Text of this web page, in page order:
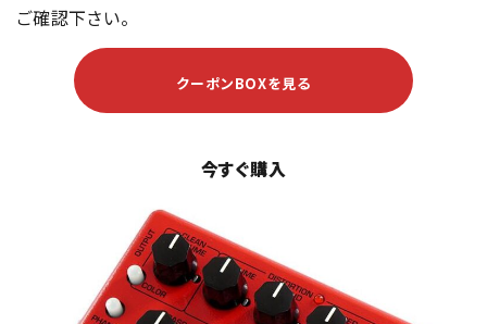
ご確認下さい。
クーポンBOXを見る
今すぐ購入